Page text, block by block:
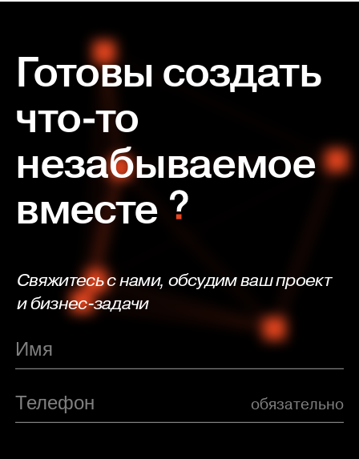
Готовы создать
что-то
незабываемое
вместе
Свяжитесь с нами, обсудим ваш проект
и бизнес-задачи
обязательно